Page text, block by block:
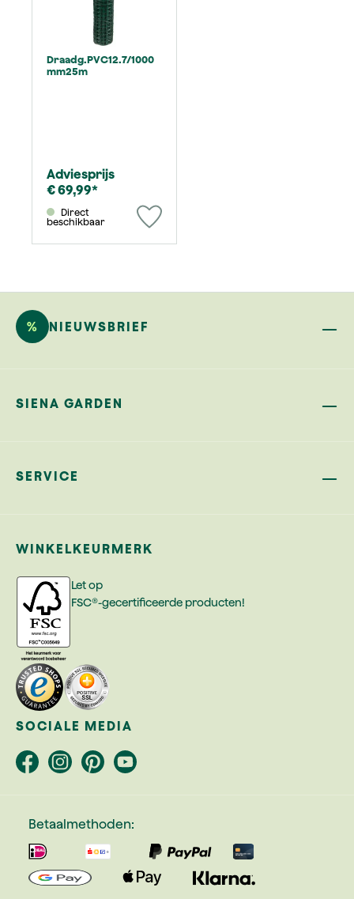
Draadg.PVC12.7/1000
mm25m
Adviesprijs
€ 69,99*
beschikbaar
% NIEUWSBRIEF
SIENA GARDEN
SERVICE
WINKELKEURMERK
Let op
FSC®-gecertificeerde producten!
SOCIALE MEDIA
Betaalmethoden: